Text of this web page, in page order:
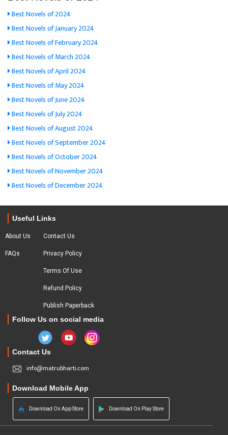
Best Novels of 2024
Best Novels of January 2024
Best Novels of February 2024
Best Novels of March 2024
Best Novels of April 2024
Best Novels of May 2024
Best Novels of June 2024
Best Novels of July 2024
Best Novels of August 2024
Best Novels of September 2024
Best Novels of October 2024
Best Novels of November 2024
Best Novels of December 2024
Useful Links
About Us
FAQs
Contact Us
Privacy Policy
Terms Of Use
Refund Policy
Publish Paperback
Follow Us on social media
Contact Us
info@matrubharti.com
Download Mobile App
Download On App Store Download On Play Store